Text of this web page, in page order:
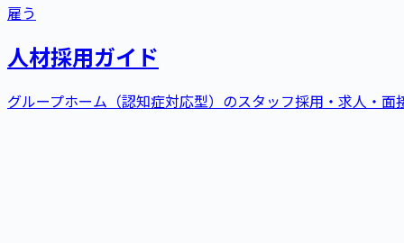
雇う
人材採用ガイド
グループホーム（認知症対応型） のスタッフ採用・求人・面